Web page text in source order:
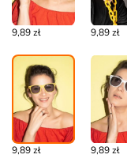
9,89 zł 9,89 zł
9,89 zł 9,89 zł